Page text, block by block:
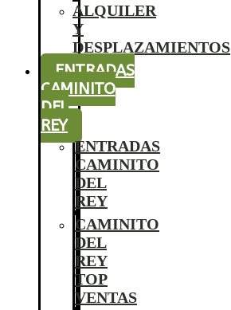
ALQUILER
Y
DESPLAZAMIENTOS
ENTRADAS
CAMINITO
DEL
REY
ENTRADAS
CAMINITO
DEL
REY
CAMINITO
DEL
REY
TOP
VENTAS